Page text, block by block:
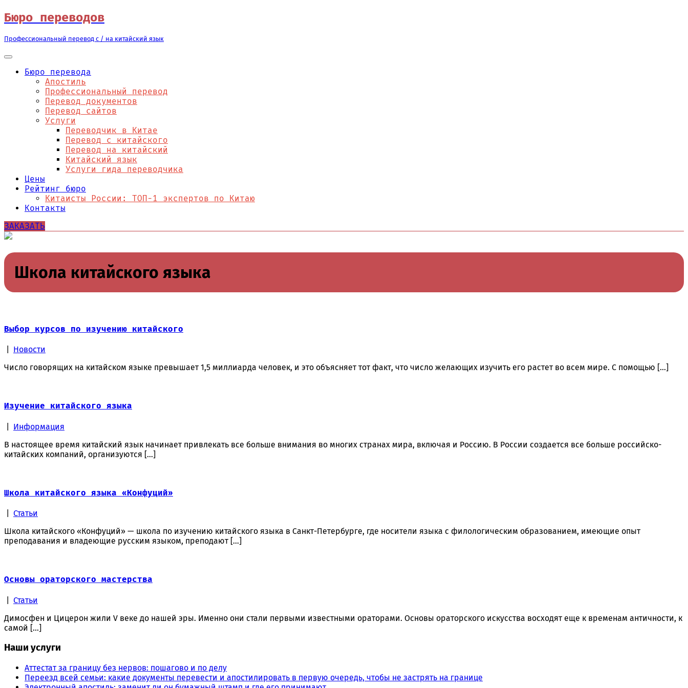
Перейти
к
содержимому
Бюро переводов
Профессиональный перевод с / на китайский язык
Бюро перевода
Апостиль
Профессиональный перевод
Перевод документов
Перевод сайтов
Услуги
Переводчик в Китае
Перевод с китайского
Перевод на китайский
Китайский язык
Услуги гида переводчика
Цены
Рейтинг бюро
Китаисты России: ТОП-1 экспертов по Китаю
Контакты
ЗАКАЗАТЬ
Школа китайского языка
Выбор курсов по изучению китайского
Новости
Число говорящих на китайском языке превышает 1,5 миллиарда человек, и это объясняет тот факт, что число желающих изучить его растет во всем мире. С помощью […]
Изучение китайского языка
Информация
В настоящее время китайский язык начинает привлекать все больше внимания во многих странах мира, включая и Россию. В России создается все больше российско-
китайских компаний, организуются […]
Школа китайского языка «Конфуций»
Статьи
Школа китайского «Конфуций» — школа по изучению китайского языка в Санкт-Петербурге, где носители языка с филологическим образованием, имеющие опыт
преподавания и владеющие русским языком, преподают […]
Основы ораторского мастерства
Статьи
Димосфен и Цицерон жили V веке до нашей эры. Именно они стали первыми известными ораторами. Основы ораторского искусства восходят еще к временам античности, к
самой […]
Наши услуги
Аттестат за границу без нервов: пошагово и по делу
Переезд всей семьи: какие документы перевести и апостилировать в первую очередь, чтобы не застрять на границе